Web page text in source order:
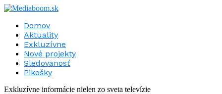
Domov
Aktuality
Exkluzívne
Nové projekty
Sledovanosť
Pikošky
Exkluzívne informácie nielen zo sveta televízie